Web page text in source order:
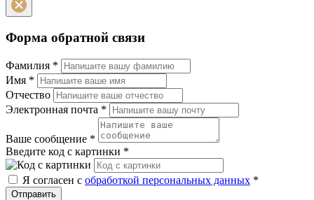
Форма обратной связи
Фамилия *
Имя *
Отчество
Электронная почта *
Ваше сообщение *
Введите код с картинки *
Я согласен с обработкой персональных данных *
Отправить